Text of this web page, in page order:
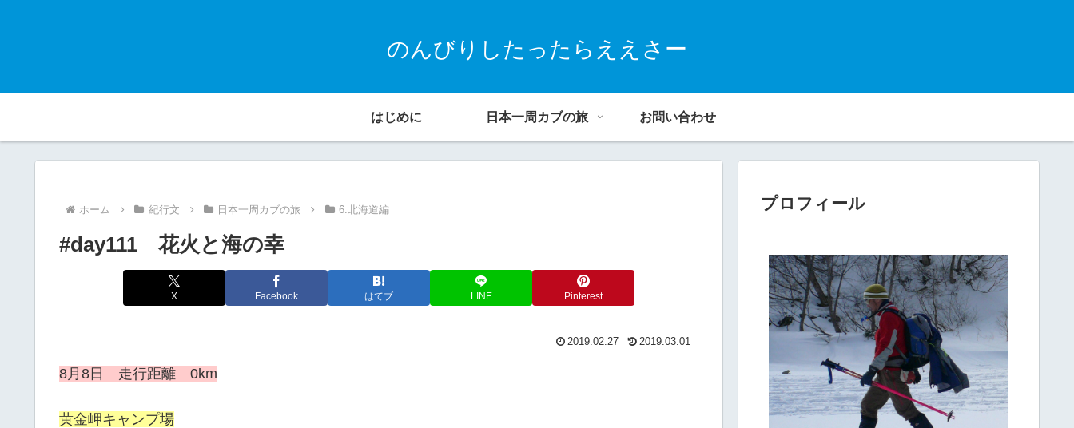
のんびりしたったらええさー
はじめに 日本一周カブの旅 お問い合わせ
ホーム 紀行文 日本一周カブの旅 6.北海道編
#day111 花火と海の幸
X Facebook はてブ LINE Pinterest
2019.02.27 2019.03.01
8月8日 走行距離 0km
黄金岬キャンプ場
プロフィール